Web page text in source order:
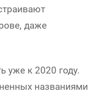
даже
уже к 2020 году.
названиями